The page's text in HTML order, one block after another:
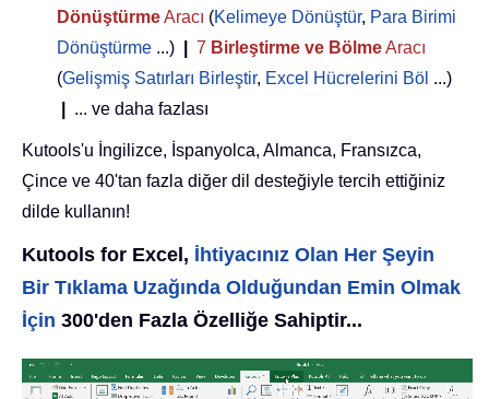
DönüştürmeAracı (Kelimeye Dönüştür, Para Birimi
Dönüştürme ...) 7 Birleştirme ve BölmeAracı
(Gelişmiş Satırları Birleştir, Excel Hücrelerini Böl ...)
... ve daha fazlası
Kutools'u İngilizce, İspanyolca, Almanca, Fransızca,
Çince ve 40'tan fazla diğer dil desteğiyle tercih ettiğiniz
dilde kullanın!
Kutools for Excel, İhtiyacınız Olan Her Şeyin
Bir Tıklama Uzağında Olduğundan Emin Olmak
İçin 300'den Fazla Özelliğe Sahiptir...